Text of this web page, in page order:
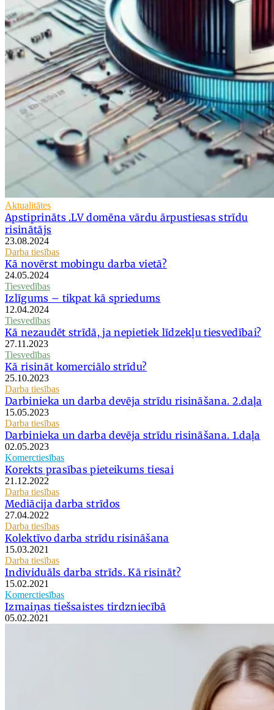
Aktualitātes
Apstiprināts .LV domēna vārdu ārpustiesas strīdu
risinātājs
23.08.2024
Darba tiesības
Kā novērst mobingu darba vietā?
24.05.2024
Tiesvedības
Izlīgums – tikpat kā spriedums
12.04.2024
Tiesvedības
Kā nezaudēt strīdā, ja nepietiek līdzekļu tiesvedībai?
27.11.2023
Tiesvedības
Kā risināt komerciālo strīdu?
25.10.2023
Darba tiesības
Darbinieka un darba devēja strīdu risināšana. 2.daļa
15.05.2023
Darba tiesības
Darbinieka un darba devēja strīdu risināšana. 1.daļa
02.05.2023
Komerctiesības
Korekts prasības pieteikums tiesai
21.12.2022
Darba tiesības
Mediācija darba strīdos
27.04.2022
Darba tiesības
Kolektīvo darba strīdu risināšana
15.03.2021
Darba tiesības
Individuāls darba strīds. Kā risināt?
15.02.2021
Komerctiesības
Izmaiņas tiešsaistes tirdzniecībā
05.02.2021